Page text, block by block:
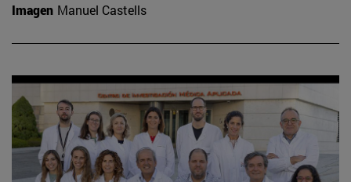
Imagen Manuel Castells